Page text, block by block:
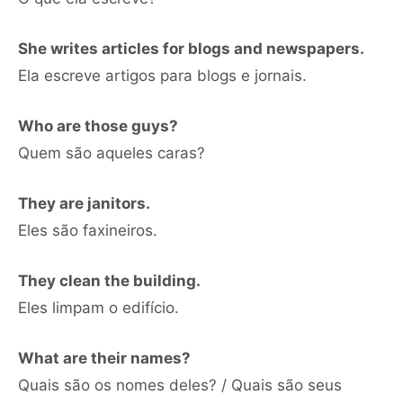
She writes articles for blogs and newspapers.
Ela escreve artigos para blogs e jornais.
Who are those guys?
Quem são aqueles caras?
They are janitors.
Eles são faxineiros.
They clean the building.
Eles limpam o edifício.
What are their names?
Quais são os nomes deles? / Quais são seus